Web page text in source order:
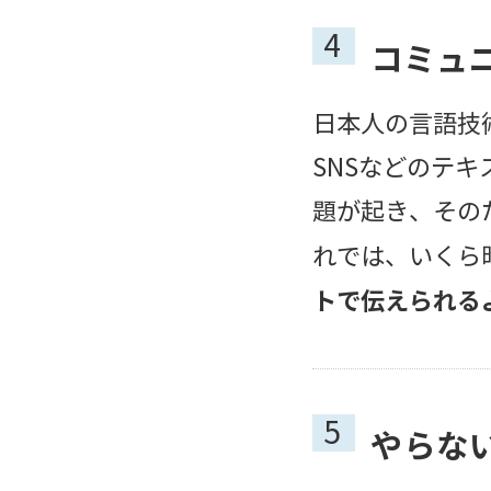
4 コミュ
日本人の言語
SNSなどのテ
題が起き、そ
れでは、いくら
トで伝えられ
5 やらな